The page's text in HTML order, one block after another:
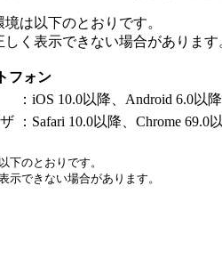
は以下のとおりです。
く表示できない場合があります
フォン
：iOS 10.0以降、Android 6.0以降
：Safari 10.0以降、Chrome 69.0
下のとおりです。
示できない場合があります。